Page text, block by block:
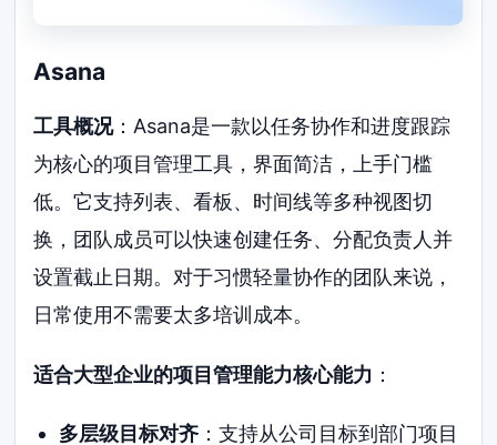
Asana
工具概况：Asana是一款以任务协作和进度跟踪
为核心的项目管理工具，界面简洁，上手门槛
低。它支持列表、看板、时间线等多种视图切
换，团队成员可以快速创建任务、分配负责人并
设置截止日期。对于习惯轻量协作的团队来说，
日常使用不需要太多培训成本。
适合大型企业的项目管理能力核心能力 ：
多层级目标对齐：支持从公司目标到部门项目